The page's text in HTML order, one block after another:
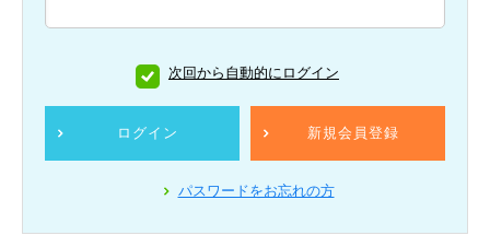
次回から自動的にログイン
ログイン 新規会員登録
パスワードをお忘れの方